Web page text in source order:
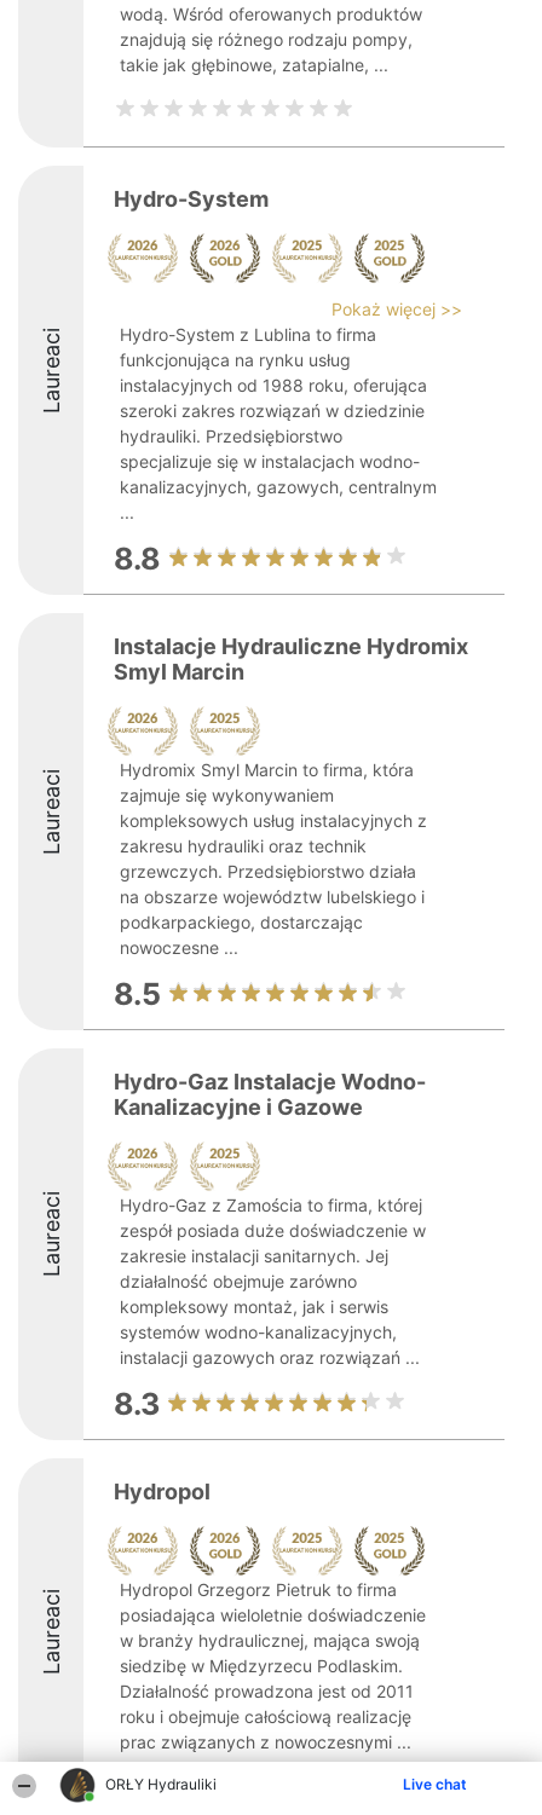
ORŁY Hydrauliki Live chat
wodą. Wśród oferowanych produktów
znajdują się różnego rodzaju pompy,
takie jak głębinowe, zatapialne, ...
Laureaci
Hydro-System
Pokaż więcej >>
Hydro-System z Lublina to firma
funkcjonująca na rynku usług
instalacyjnych od 1988 roku, oferująca
szeroki zakres rozwiązań w dziedzinie
hydrauliki. Przedsiębiorstwo
specjalizuje się w instalacjach wodno-
kanalizacyjnych, gazowych, centralnym
...
8.8
Laureaci
Instalacje Hydrauliczne Hydromix
Smyl Marcin
Hydromix Smyl Marcin to firma, która
zajmuje się wykonywaniem
kompleksowych usług instalacyjnych z
zakresu hydrauliki oraz technik
grzewczych. Przedsiębiorstwo działa
na obszarze województw lubelskiego i
podkarpackiego, dostarczając
nowoczesne ...
8.5
Laureaci
Hydro-Gaz Instalacje Wodno-
Kanalizacyjne i Gazowe
Hydro-Gaz z Zamościa to firma, której
zespół posiada duże doświadczenie w
zakresie instalacji sanitarnych. Jej
działalność obejmuje zarówno
kompleksowy montaż, jak i serwis
systemów wodno-kanalizacyjnych,
instalacji gazowych oraz rozwiązań ...
8.3
Laureaci
Hydropol
Hydropol Grzegorz Pietruk to firma
posiadająca wieloletnie doświadczenie
w branży hydraulicznej, mająca swoją
siedzibę w Międzyrzecu Podlaskim.
Działalność prowadzona jest od 2011
roku i obejmuje całościową realizację
prac związanych z nowoczesnymi ...
9.4